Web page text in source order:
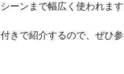
ーンまで幅広く使われます
きで紹介するので、ぜひ参